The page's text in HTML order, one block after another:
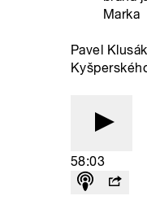
Marka
Pavel
58:03